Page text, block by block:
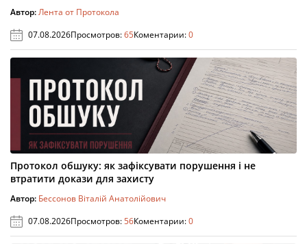
Автор:Лента от Протокола
07.08.2026Просмотров:65Коментарии:0
Протокол обшуку: як зафіксувати порушення і не
втратити докази для захисту
Автор: Бессонов Віталій Анатолійович
07.08.2026Просмотров:56Коментарии:0